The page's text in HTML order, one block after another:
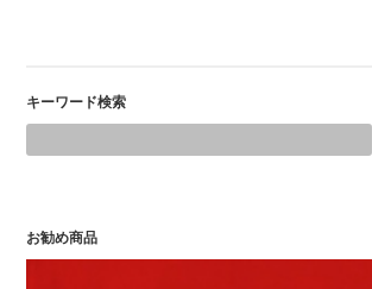
キーワード検索
お勧め商品